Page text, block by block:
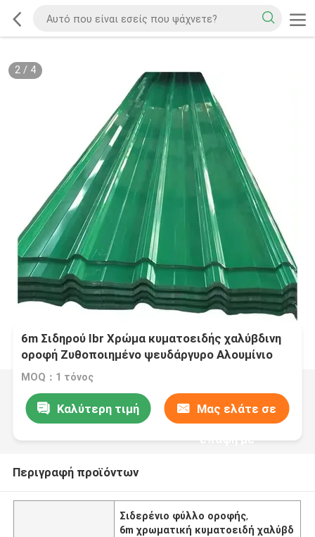
2/ 4
6m Σιδηρού Ibr Χρώμα κυματοειδής χαλύβδινη
οροφή Ζυθοποιημένο ψευδάργυρο Αλουμίνιο
PPGI Μεταλλική οροφή
MOQ：1 τόνος
Καλύτερη τιμή Μας ελάτε σε
επαφή με
Περιγραφή προϊόντων
Σιδερένιο φύλλο οροφής,
6m χρωματική κυματοειδή χαλύβδ